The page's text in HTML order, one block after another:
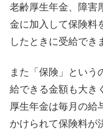
老齢厚生年金、障害
金に加入して保険料
したときに受給でき
また「保険」という
給できる金額も大き
厚生年金は毎月の給
かけられて保険料が